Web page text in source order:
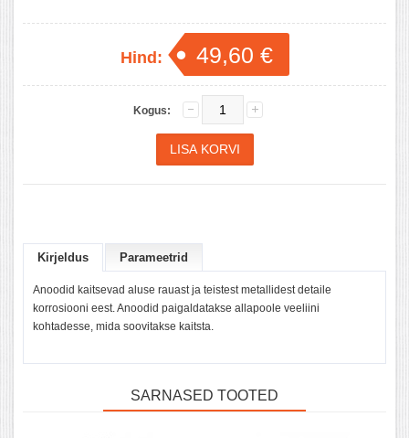
Hind: 49,60 €
Kogus:
Kirjeldus Parameetrid
Anoodid kaitsevad aluse rauast ja teistest metallidest detaile
korrosiooni eest. Anoodid paigaldatakse allapoole veeliini
kohtadesse, mida soovitakse kaitsta.
SARNASED TOOTED